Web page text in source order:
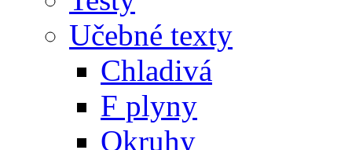
Učebné texty
Chladivá
F plyny
Okruhy